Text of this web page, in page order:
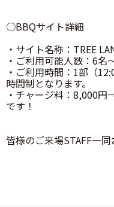
○BBQサイト詳細
・サイト名称：TREE
・ご利用可能人数：6名
・ご利用時間：1部（
時間制となります。
・チャージ料：8,000
です！
皆様のご来場STAFF一同